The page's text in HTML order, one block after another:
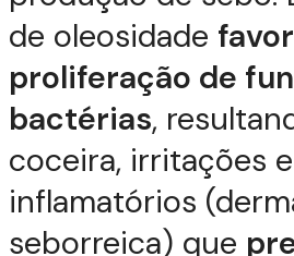
de oleosidade
proliferação de
bactérias,
coceira, irritações
inflamatórios
seborreica) que